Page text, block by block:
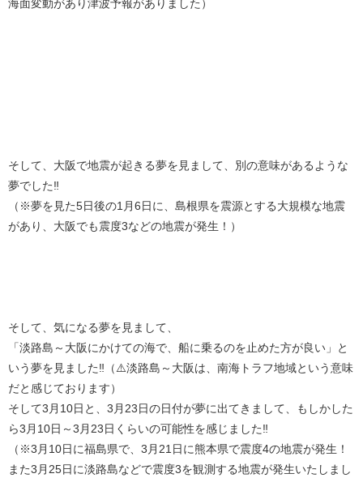
海面変動があり津波予報がありました）
そして、大阪で地震が起きる夢を見まして、別の意味があるような
夢でした‼️
（※夢を見た5日後の1月6日に、島根県を震源とする大規模な地震
があり、大阪でも震度3などの地震が発生！）
そして、気になる夢を見まして、
「淡路島～大阪にかけての海で、船に乗るのを止めた方が良い」と
いう夢を見ました‼️（⚠️淡路島～大阪は、南海トラフ地域という意味
だと感じております）
そして3月10日と、3月23日の日付が夢に出てきまして、もしかした
ら3月10日～3月23日くらいの可能性を感じました‼️
（※3月10日に福島県で、3月21日に熊本県で震度4の地震が発生！
また3月25日に淡路島などで震度3を観測する地震が発生いたしまし